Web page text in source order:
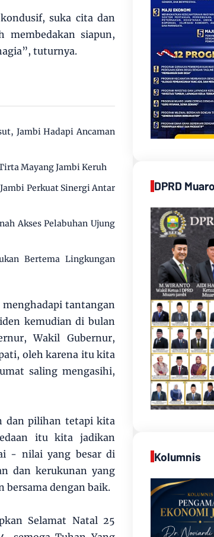
suka cita dan
membedakan siapun,
tuturnya.
Jambi Hadapi Ancaman
Mayang Jambi Keruh
Perkuat Sinergi Antar
Akses Pelabuhan Ujung
Bertema Lingkungan
tantangan
kemudian di bulan
Wakil Gubernur,
oleh karena itu kita
saling mengasihi,
dan pilihan tetapi kita
itu kita jadikan
- nilai yang besar di
dan kerukunan yang
dengan baik.
Selamat Natal 25
DPRD
Kolumnis